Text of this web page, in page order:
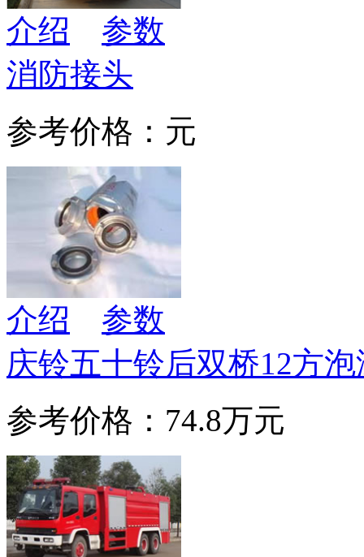
介绍
参数
消防接头
参考价格：元
介绍
参数
庆铃五十铃后双桥12方
参考价格：74.8万元